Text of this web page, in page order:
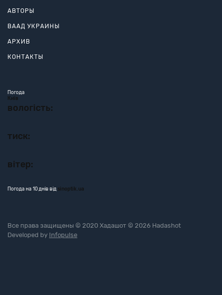
АВТОРЫ
ВААД УКРАИНЫ
АРХИВ
КОНТАКТЫ
Погода
Київ
вологість:
тиск:
вітер:
Погода на 10 днів від sinoptik.ua
Все права защищены © 2020 Хадашот © 2026 Hadashot
Developed by Infopulse